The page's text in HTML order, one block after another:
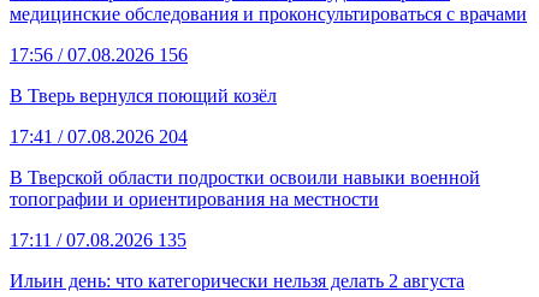
медицинские обследования и проконсультироваться с врачами
17:56 / 07.08.2026 156
В Тверь вернулся поющий козёл
17:41 / 07.08.2026 204
В Тверской области подростки освоили навыки военной
топографии и ориентирования на местности
17:11 / 07.08.2026 135
Ильин день: что категорически нельзя делать 2 августа